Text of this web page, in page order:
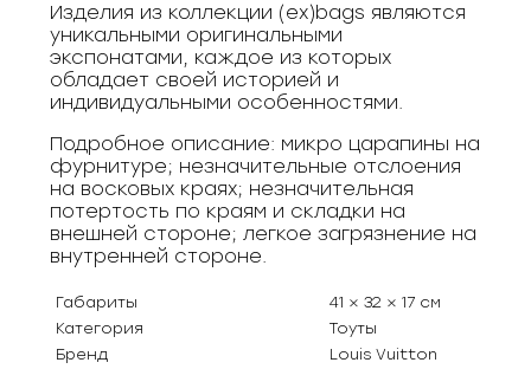
Изделия из коллекции (ex)bags являются
уникальными оригинальными
экспонатами, каждое из которых
обладает своей историей и
индивидуальными особенностями.
Подробное описание: микро царапины на
фурнитуре; незначительные отслоения
на восковых краях; незначительная
потертость по краям и складки на
внешней стороне; легкое загрязнение на
внутренней стороне.
Габариты
41 × 32 × 17 см
Категория
Тоуты
Бренд
Louis Vuitton